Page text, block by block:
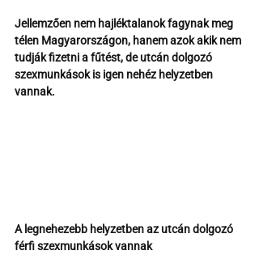
Jellemzően nem hajléktalanok fagynak meg
télen Magyarországon, hanem azok akik nem
tudják fizetni a fűtést, de utcán dolgozó
szexmunkások is igen nehéz helyzetben
vannak.
A legnehezebb helyzetben az utcán dolgozó
férfi szexmunkások vannak